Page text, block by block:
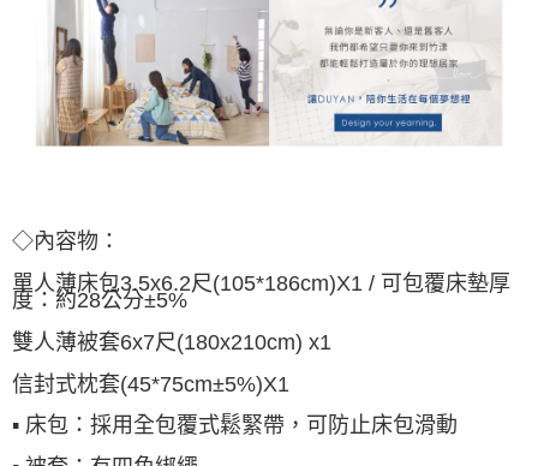
◇內容物：
單人薄床包3.5x6.2尺(105*186cm)X1 / 可包覆床墊厚
度：約28公分±5%
雙人薄被套6x7尺(180x210cm) x1
信封式枕套(45*75cm±5%)X1
▪ 床包：採用全包覆式鬆緊帶，可防止床包滑動